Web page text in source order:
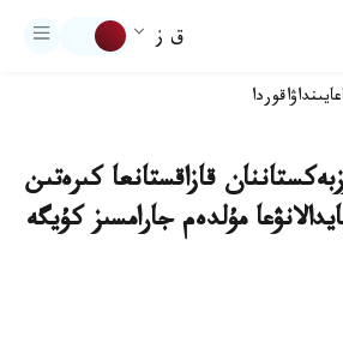
ق ز
اقوردا
قازاقستانعا كىرەتىن
مۇلدەم جارامسىز كۇيگە